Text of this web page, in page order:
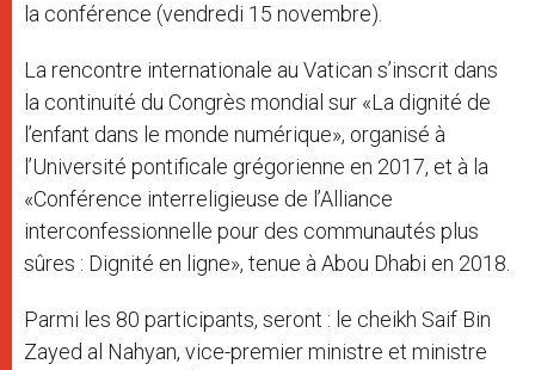
la conférence (vendredi 15 novembre).
La rencontre internationale au Vatican s’inscrit dans
la continuité du Congrès mondial sur «La dignité de
l’enfant dans le monde numérique», organisé à
l’Université pontificale grégorienne en 2017, et à la
«Conférence interreligieuse de l’Alliance
interconfessionnelle pour des communautés plus
sûres : Dignité en ligne», tenue à Abou Dhabi en 2018.
Parmi les 80 participants, seront : le cheikh Saif Bin
Zayed al Nahyan, vice-premier ministre et ministre